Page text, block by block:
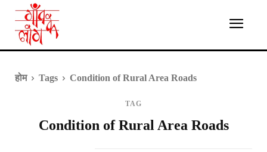
होम Tags Condition of Rural Area Roads
TAG
Condition of Rural Area Roads